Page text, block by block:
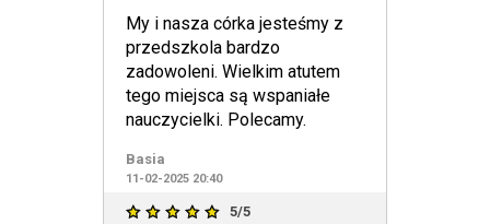
My i nasza córka jesteśmy z
przedszkola bardzo
zadowoleni. Wielkim atutem
tego miejsca są wspaniałe
nauczycielki. Polecamy.
Basia
11-02-2025 20:40
5/5